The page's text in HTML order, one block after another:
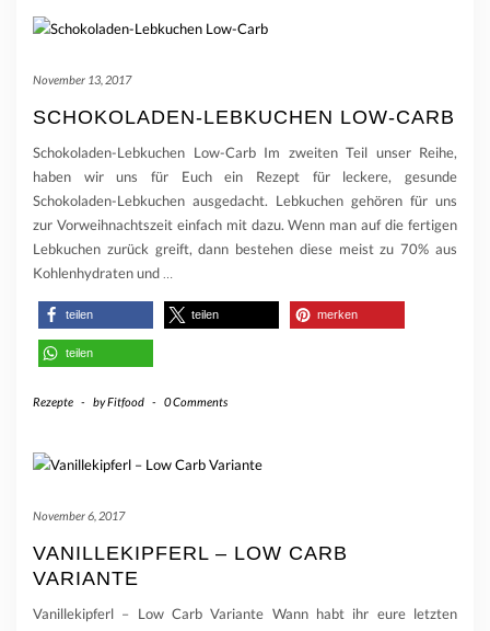
November 13, 2017
SCHOKOLADEN-LEBKUCHEN LOW-CARB
Schokoladen-Lebkuchen Low-Carb Im zweiten Teil unser Reihe,
haben wir uns für Euch ein Rezept für leckere, gesunde
Schokoladen-Lebkuchen ausgedacht. Lebkuchen gehören für uns
zur Vorweihnachtszeit einfach mit dazu. Wenn man auf die fertigen
Lebkuchen zurück greift, dann bestehen diese meist zu 70% aus
Kohlenhydraten und
teilen teilen merken
teilen
Rezepte - byFitfood - 0 Comments
November 6, 2017
VANILLEKIPFERL – LOW CARB
VARIANTE
Vanillekipferl – Low Carb Variante Wann habt ihr eure letzten